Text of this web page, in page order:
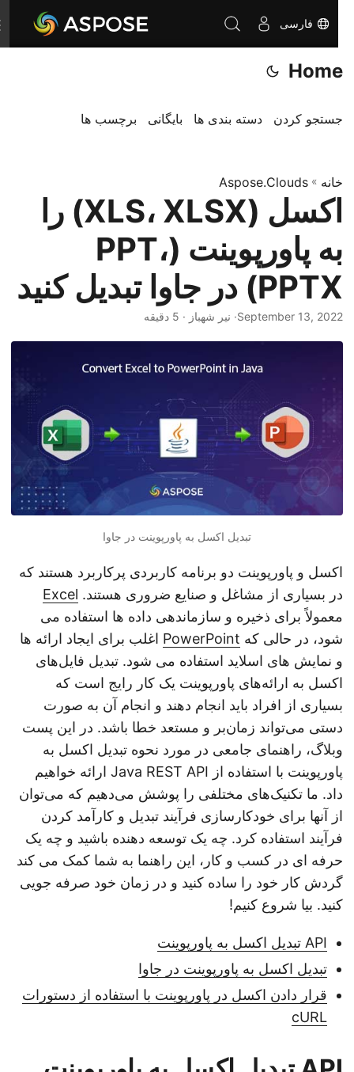
فارسی
Home
جستجو کردن دسته بندی ها بایگانی برچسب ها
خانه»
Aspose.Clouds
اکسل (XLS، XLSX) را
به پاورپوینت (PPT،
PPTX) در جاوا تبدیل کنید
September 13, 2022· نیر شهباز · 5 دقیقه
تبدیل اکسل به پاورپوینت در جاوا
اکسل و پاورپوینت دو برنامه کاربردی پرکاربرد هستند که
در بسیاری از مشاغل و صنایع ضروری هستند.Excel
معمولاً برای ذخیره و سازماندهی داده ها استفاده می
شود، در حالی کهPowerPointاغلب برای ایجاد ارائه ها
و نمایش های اسلاید استفاده می شود. تبدیل فایل‌های
اکسل به ارائه‌های پاورپوینت یک کار رایج است که
بسیاری از افراد باید انجام دهند و انجام آن به صورت
دستی می‌تواند زمان‌بر و مستعد خطا باشد. در این پست
وبلاگ، راهنمای جامعی در مورد نحوه تبدیل اکسل به
پاورپوینت با استفاده از Java REST API ارائه خواهیم
داد. ما تکنیک‌های مختلفی را پوشش می‌دهیم که می‌توان
از آنها برای خودکارسازی فرآیند تبدیل و کارآمد کردن
فرآیند استفاده کرد. چه یک توسعه دهنده باشید و چه یک
حرفه ای در کسب و کار، این راهنما به شما کمک می کند
گردش کار خود را ساده کنید و در زمان خود صرفه جویی
کنید. بیا شروع کنیم!
API تبدیل اکسل به پاورپوینت
تبدیل اکسل به پاورپوینت در جاوا
قرار دادن اکسل در پاورپوینت با استفاده از دستورات
cURL